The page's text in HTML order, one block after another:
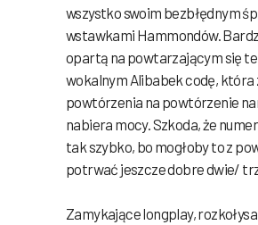
wszystko swoim bezbłędnym
wstawkami Hammondów.
opartą na powtarzającym się
wokalnym Alibabek codę, która
powtórzenia na powtórzenie
nabiera mocy. Szkoda, że
tak szybko, bo mogłoby to z
potrwać jeszcze dobre dwie/
Zamykające longplay,